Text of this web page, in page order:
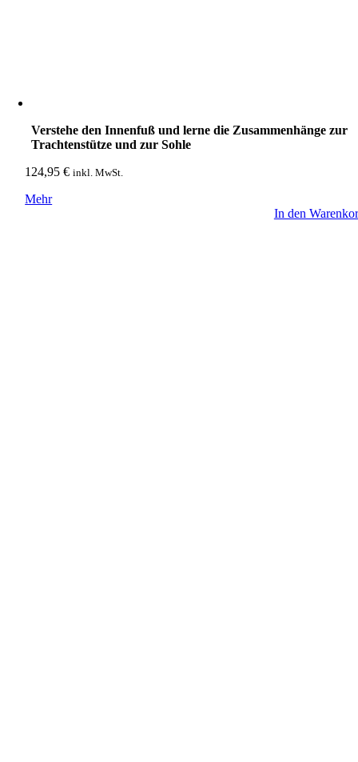
Verstehe den Innenfuß und lerne die Zusammenhänge zur
Trachtenstütze und zur Sohle
124,95€ inkl. MwSt.
Mehr
In den